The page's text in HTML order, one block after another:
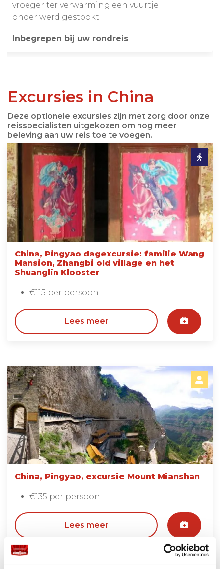
vroeger ter verwarming een vuurtje
onder werd gestookt.
Inbegrepen bij uw rondreis
Excursies in China
Deze optionele excursies zijn met zorg door onze
reisspecialisten uitgekozen om nog meer
beleving aan uw reis toe te voegen.
China, Pingyao dagexcursie: familie Wang
Mansion, Zhangbi old village en het
Shuanglin Klooster
€115 per persoon
Lees meer
China, Pingyao, excursie Mount Mianshan
€135 per persoon
Lees meer